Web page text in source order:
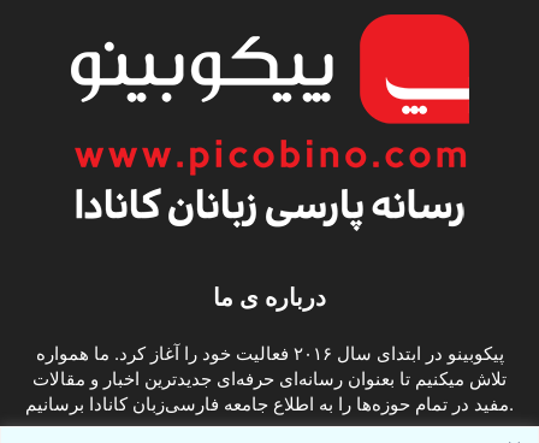
درباره ی ما
پیکوبینو در ابتدای سال ۲۰۱۶ فعالیت خود را آغاز کرد. ما همواره
تلاش میکنیم تا بعنوان رسانه‌ای حرفه‌ای جدیدترین اخبار و مقالات
مفید در تمام حوزه‌ها را به اطلاع جامعه فارسی‌زبان کانادا برسانیم.